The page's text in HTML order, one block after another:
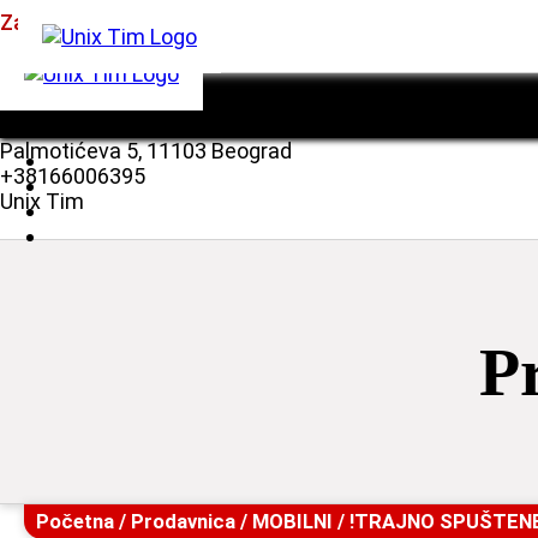
Zapratite nas!
Servis mobilnih telefona
Servis laptop računara
Palmotićeva 5, 11103 Beograd
+38166006395
Unix Tim
Početna / Prodavnica / MOBILNI / !TRAJNO